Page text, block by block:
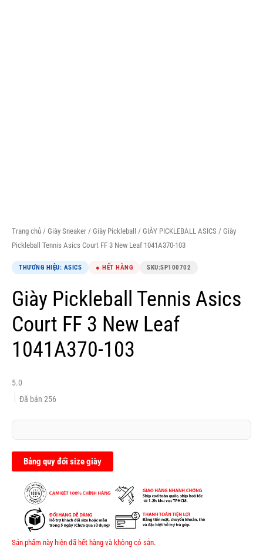
Trang chủ / Giày Sneaker / Giày Pickleball / GIÀY PICKLEBALL ASICS / Giày
Pickleball Tennis Asics Court FF 3 New Leaf 1041A370-103
THƯƠNG HIỆU: ASICS ● HẾT HÀNG SKU:SP100702
Giày Pickleball Tennis Asics
Court FF 3 New Leaf
1041A370-103
5.0
Đã bán 256
Bảng quy đổi size giày
Sản phẩm này hiện đã hết hàng và không có sẵn.